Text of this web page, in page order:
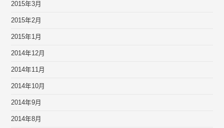
2015年3月
2015年2月
2015年1月
2014年12月
2014年11月
2014年10月
2014年9月
2014年8月